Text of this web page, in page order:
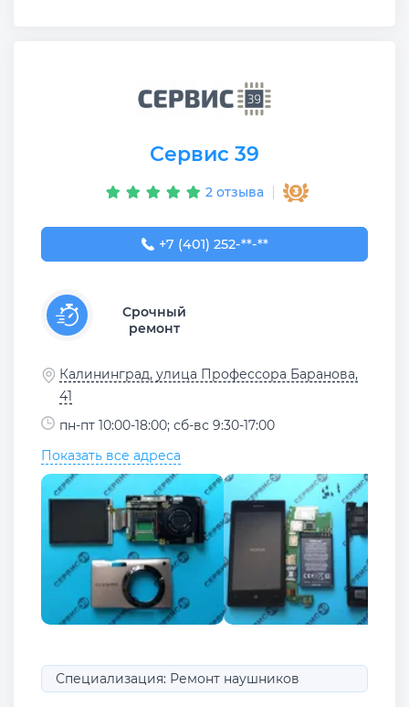
Сервис 39
2 отзыва
+7 (401) 252-43-21
+7 (401) 252-**-**
Срочный
ремонт
Калининград, улица Профессора Баранова,
41
пн-пт 10:00-18:00; сб-вс 9:30-17:00
Показать все адреса
Специализация: Ремонт наушников